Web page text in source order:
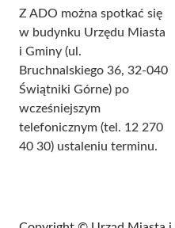
Z ADO można spotkać się
w budynku Urzędu Miasta
i Gminy (ul.
Bruchnalskiego 36, 32-040
Świątniki Górne) po
wcześniejszym
telefonicznym (tel. 12 270
40 30) ustaleniu terminu.